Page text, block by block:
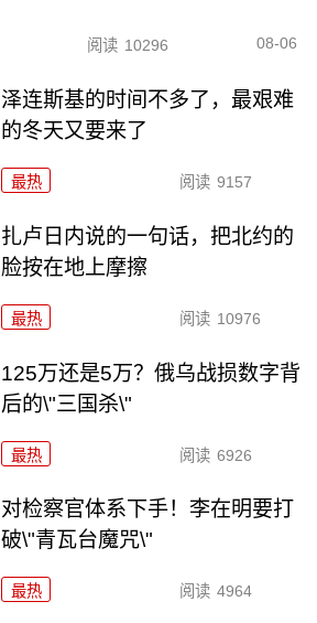
阅读 10296 08-06
泽连斯基的时间不多了，最艰难
的冬天又要来了
最热 阅读 9157
扎卢日内说的一句话，把北约的
脸按在地上摩擦
最热 阅读 10976
125万还是5万？俄乌战损数字背
后的\"三国杀\"
最热 阅读 6926
对检察官体系下手！李在明要打
破\"青瓦台魔咒\"
最热 阅读 4964